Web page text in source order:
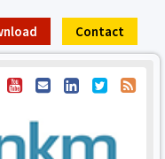
Contact